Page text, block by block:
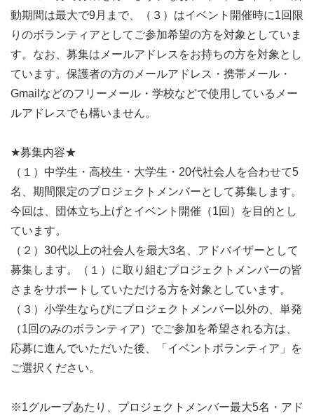
動期間は最大で9月まで、（３）はイベント開催時に1回限
りのボランティアとしてご参加希望の方を対象としていま
す。なお、募集はメールアドレスをお持ちの方を対象とし
ています。保護者の方のメールアドレス・携帯メール・
Gmailなどのフリーメール・学校などで使用しているメー
ルアドレスでも構いません。
★募集内容★
（１）中学生・高校生・大学生・20代社会人を合わせて5
名、期間限定のプロジェクトメンバーとして募集します。
今回は、団体立ち上げとイベント開催（1回）を目的とし
ています。
（２）30代以上の社会人を最大3名、アドバイザーとして
募集します。（１）に取り組むプロジェクトメンバーの皆
さまをサポートしていただける方を対象としています。
（３）小学生ならびにプロジェクトメンバー以外の、単発
（1回のみのボランティア）でご参加を希望される方は、
応募に進んでいただいた後、「イベントボランティア」を
ご選択ください。
※1グループあたり、プロジェクトメンバー最大5名・アド